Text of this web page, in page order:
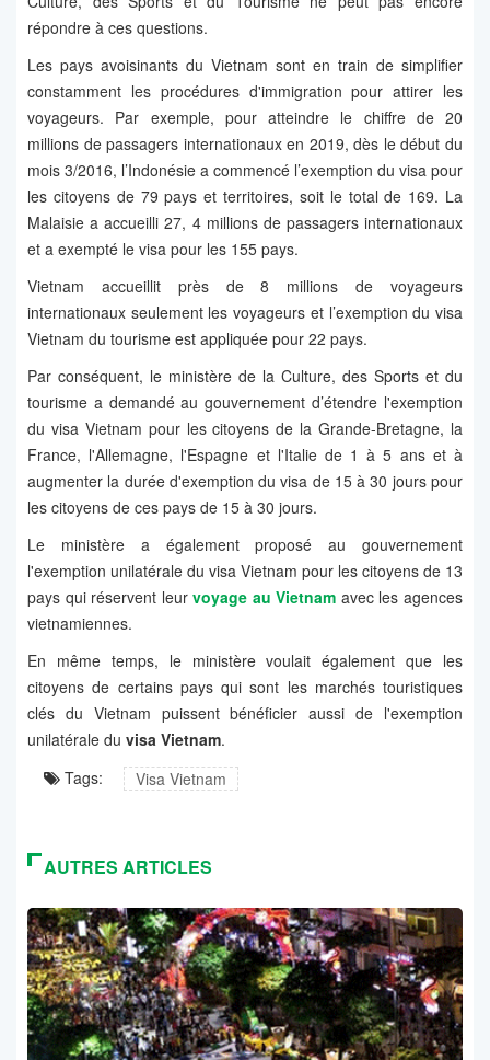
répondre à ces questions.
Les pays avoisinants du Vietnam sont en train de simplifier
constamment les procédures d'immigration pour attirer les
voyageurs. Par exemple, pour atteindre le chiffre de 20
millions de passagers internationaux en 2019, dès le début du
mois 3/2016, l’Indonésie a commencé l’exemption du visa pour
les citoyens de 79 pays et territoires, soit le total de 169. La
Malaisie a accueilli 27, 4 millions de passagers internationaux
et a exempté le visa pour les 155 pays.
Vietnam accueillit près de 8 millions de voyageurs
internationaux seulement les voyageurs et l’exemption du visa
Vietnam du tourisme est appliquée pour 22 pays.
Par conséquent, le ministère de la Culture, des Sports et du
tourisme a demandé au gouvernement d’étendre l'exemption
du visa Vietnam pour les citoyens de la Grande-Bretagne, la
France, l'Allemagne, l'Espagne et l'Italie de 1 à 5 ans et à
augmenter la durée d'exemption du visa de 15 à 30 jours pour
les citoyens de ces pays de 15 à 30 jours.
Le ministère a également proposé au gouvernement
l'exemption unilatérale du visa Vietnam pour les citoyens de 13
pays qui réservent leurvoyage au Vietnam avec les agences
vietnamiennes.
En même temps, le ministère voulait également que les
citoyens de certains pays qui sont les marchés touristiques
clés du Vietnam puissent bénéficier aussi de l'exemption
unilatérale du visa Vietnam.
Tags:
Visa Vietnam
AUTRES ARTICLES